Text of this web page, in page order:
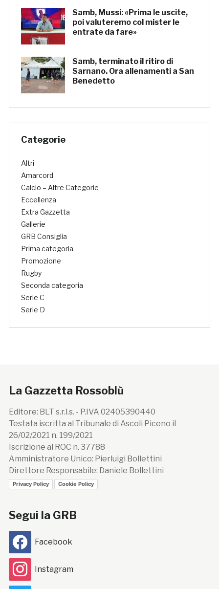
Samb, Mussi: «Prima le uscite,
poi valuteremo col mister le
entrate da fare»
Samb, terminato il ritiro di
Sarnano. Ora allenamenti a San
Benedetto
Categorie
Altri
Amarcord
Calcio – Altre Categorie
Eccellenza
Extra Gazzetta
Gallerie
GRB Consiglia
Prima categoria
Promozione
Rugby
Seconda categoria
Serie C
Serie D
La Gazzetta Rossoblù
Editore: BLT s.r.l.s. - P.IVA 02405390440
Testata iscritta al Tribunale di Ascoli Piceno il
26/02/2021 n. 199/2021
Iscrizione al ROC n. 37788
Amministratore Unico: Pierluigi Bollettini
Direttore Responsabile: Daniele Bollettini
Privacy Policy Cookie Policy
Segui la GRB
Facebook
Instagram